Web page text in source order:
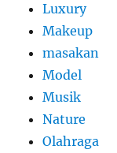
Luxury
Makeup
masakan
Model
Musik
Nature
Olahraga